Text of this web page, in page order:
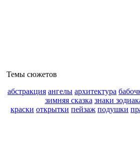
Темы сюжетов
абстракция ангелы архитектура
зимняя сказка знаки
краски открытки пейзаж подушки